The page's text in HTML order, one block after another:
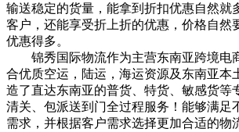
输送稳定的货量，能拿到折扣优惠自然就
客户，还能享受折上折的优惠，价格自然
优惠得多。
锦秀国际物流作为主营东南亚跨境电
合优质空运，陆运，海运资源及东南亚本
造了直达东南亚的普货、特货、敏感货等
清关、包派送到门全过程服务！能够满足
需求，并根据客户需求选择更加合适的物